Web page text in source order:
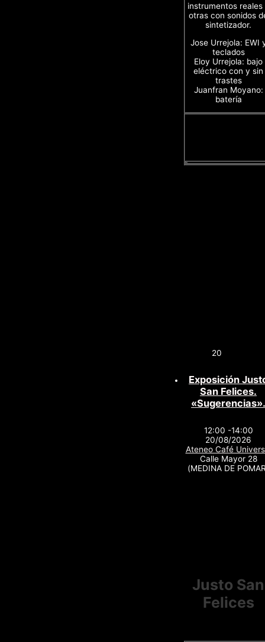
instrumentos reales
otras con sonidos
sintetizador.
Jose Urrejola: EWI
teclados
Eloy Urrejola: bajo
eléctrico con y sin
trastes
Juanfran Moyano:
batería
20
Exposición
San Felices.
«Sugerencias».
12:00 -14:00
20/08/2026
Ateneo Café
Calle Mayor 28
(MEDINA DE
Justo San
Felices